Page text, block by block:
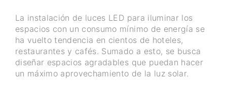
La instalación de luces LED para iluminar los
espacios con un consumo mínimo de energía se
ha vuelto tendencia en cientos de hoteles,
restaurantes y cafés. Sumado a esto, se busca
diseñar espacios agradables que puedan hacer
un máximo aprovechamiento de la luz solar.